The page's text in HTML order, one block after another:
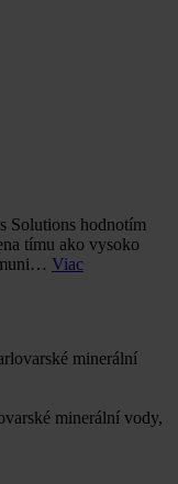
Solutions hodnotím
tímu ako vysoko
Viac
minerální vody,